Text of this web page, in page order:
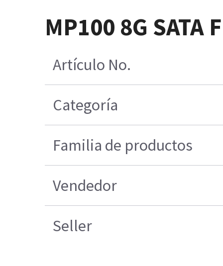
MP100 8G SATA
Artículo No.
Categoría
Familia de productos
Vendedor
Seller